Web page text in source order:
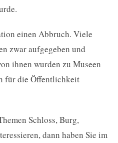
einen Abbruch. Viele
zwar aufgegeben und
ihnen wurden zu Museen
für die Öffentlichkeit
Schloss, Burg,
dann haben Sie im